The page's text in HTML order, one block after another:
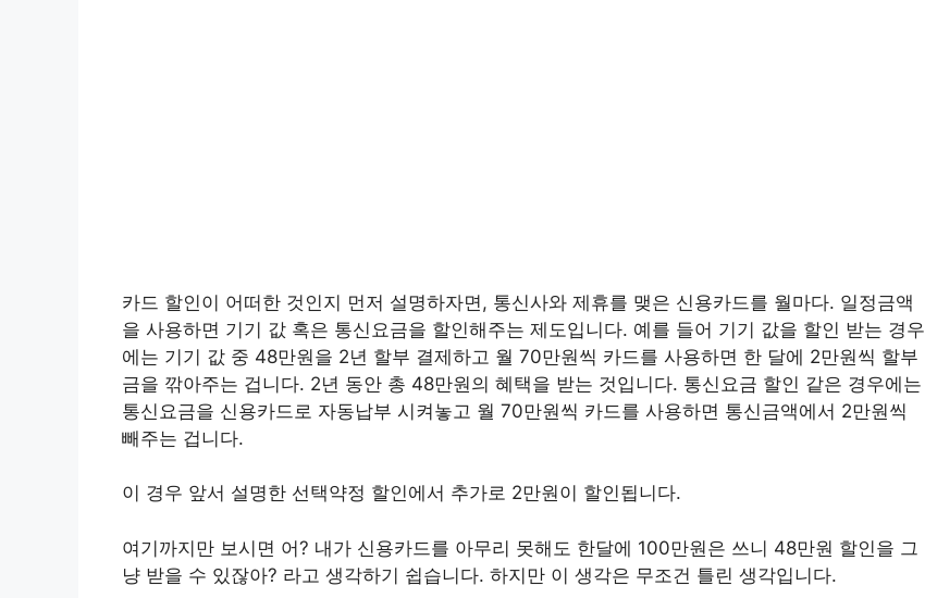
카드 할인이 어떠한 것인지 먼저 설명하자면, 통신사와 제휴를 맺은 신용카드를 월마다. 일정금액
을 사용하면 기기 값 혹은 통신요금을 할인해주는 제도입니다. 예를 들어 기기 값을 할인 받는 경우
에는 기기 값 중 48만원을 2년 할부 결제하고 월 70만원씩 카드를 사용하면 한 달에 2만원씩 할부
금을 깎아주는 겁니다. 2년 동안 총 48만원의 혜택을 받는 것입니다. 통신요금 할인 같은 경우에는
통신요금을 신용카드로 자동납부 시켜놓고 월 70만원씩 카드를 사용하면 통신금액에서 2만원씩
빼주는 겁니다.
이 경우 앞서 설명한 선택약정 할인에서 추가로 2만원이 할인됩니다.
여기까지만 보시면 어? 내가 신용카드를 아무리 못해도 한달에 100만원은 쓰니 48만원 할인을 그
냥 받을 수 있잖아? 라고 생각하기 쉽습니다. 하지만 이 생각은 무조건 틀린 생각입니다.